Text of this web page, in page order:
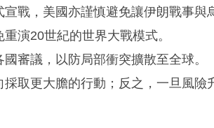
戰，美國亦謹慎避免讓伊朗戰事與
演20世紀的世界大戰模式。
審議，以防局部衝突擴散至全球。
取更大膽的行動；反之，一旦風險